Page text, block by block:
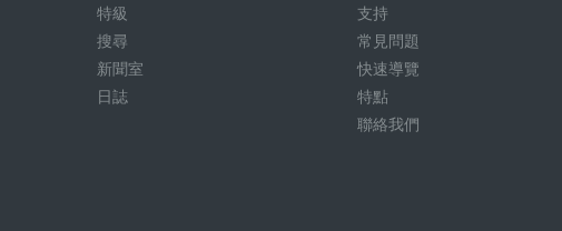
特級
搜尋
新聞室
日誌
支持
常見問題
快速導覽
特點
聯絡我們